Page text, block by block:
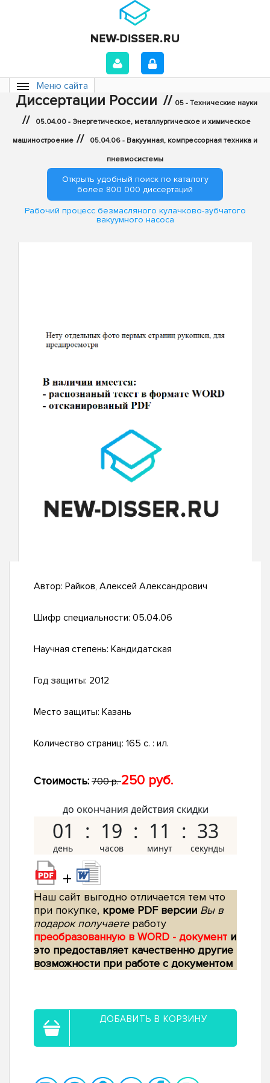
Меню сайта
Диссертации России // 05 - Технические науки
// 05.04.00 - Энергетическое, металлургическое и химическое
машиностроение // 05.04.06 - Вакуумная, компрессорная техника и
пневмосистемы
Открыть удобный поиск по каталогу
более 800 000 диссертаций
Рабочий процесс безмасляного кулачково-зубчатого
вакуумного насоса
Автор: Райков, Алексей Александрович
Шифр специальности: 05.04.06
Научная степень: Кандидатская
Год защиты: 2012
Место защиты: Казань
Количество страниц: 165 с. : ил.
Стоимость: 700 р.250 руб.
до окончания действия скидки
01 19 11 33
+
Наш сайт выгодно отличается тем что
при покупке, кроме PDF версии Вы в
подарок получаетеработу
преобразованную в WORD - документ и
это предоставляет качественно другие
возможности при работе с документом
ДОБАВИТЬ В КОРЗИНУ